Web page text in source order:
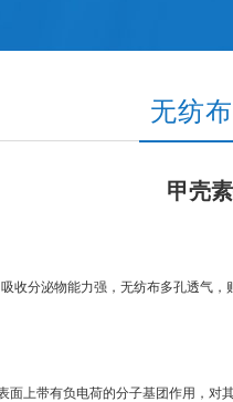
无纺
甲壳
收分泌物能力强，无纺布多孔透气，
面上带有负电荷的分子基团作用，